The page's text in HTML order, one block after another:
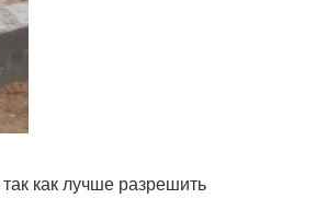
как лучше разрешить